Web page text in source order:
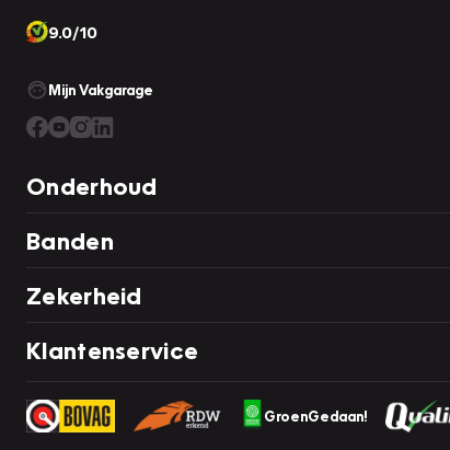
9.0/10
Mijn Vakgarage
Onderhoud
Banden
Zekerheid
Klantenservice
GroenGedaan!